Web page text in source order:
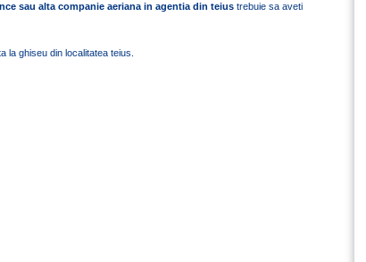
sau alta companie aeriana in agentia din teius trebuie sa aveti
la ghiseu din localitatea teius.